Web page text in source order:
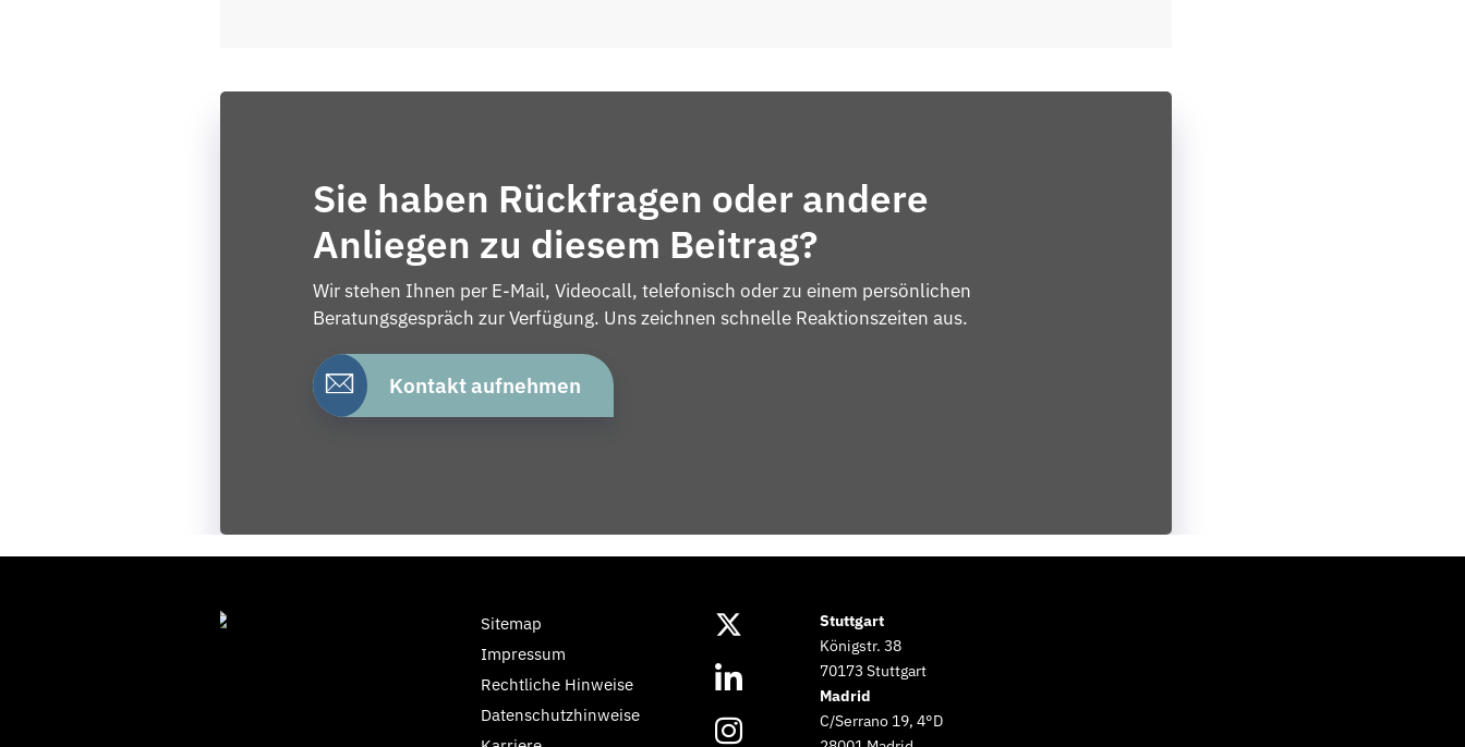
Sie haben Rückfragen oder andere
Anliegen zu diesem Beitrag?
Wir stehen Ihnen per E-Mail, Videocall, telefonisch oder zu einem persönlichen
Beratungsgespräch zur Verfügung. Uns zeichnen schnelle Reaktionszeiten aus.
Kontakt aufnehmen
Sitemap
Impressum
Rechtliche Hinweise
Datenschutzhinweise
Stuttgart
Königstr. 38
70173 Stuttgart
Madrid
C/Serrano 19, 4°D